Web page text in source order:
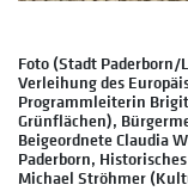
Foto (Stadt Paderborn/
Verleihung des
Programmleiterin
Grünflächen),
Beigeordnete Claudia
Paderborn,
Michael Ströhmer